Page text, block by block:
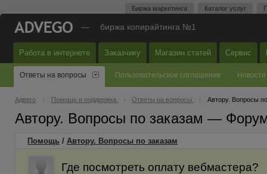
Биржа маркетинга Каталог услуг
— биржа копирайтинга №1
Работа в интернете Заказчику Магазин статей Сервис
Ответы на вопросы Пользовательское соглашение Новости
Адвего Помощь и поддержка Ответы на вопросы Автору. Вопросы
Автору. Вопросы по заказам —
Помощь / Автору. Вопросы по заказам
Где посмотреть оплату вебмастера?